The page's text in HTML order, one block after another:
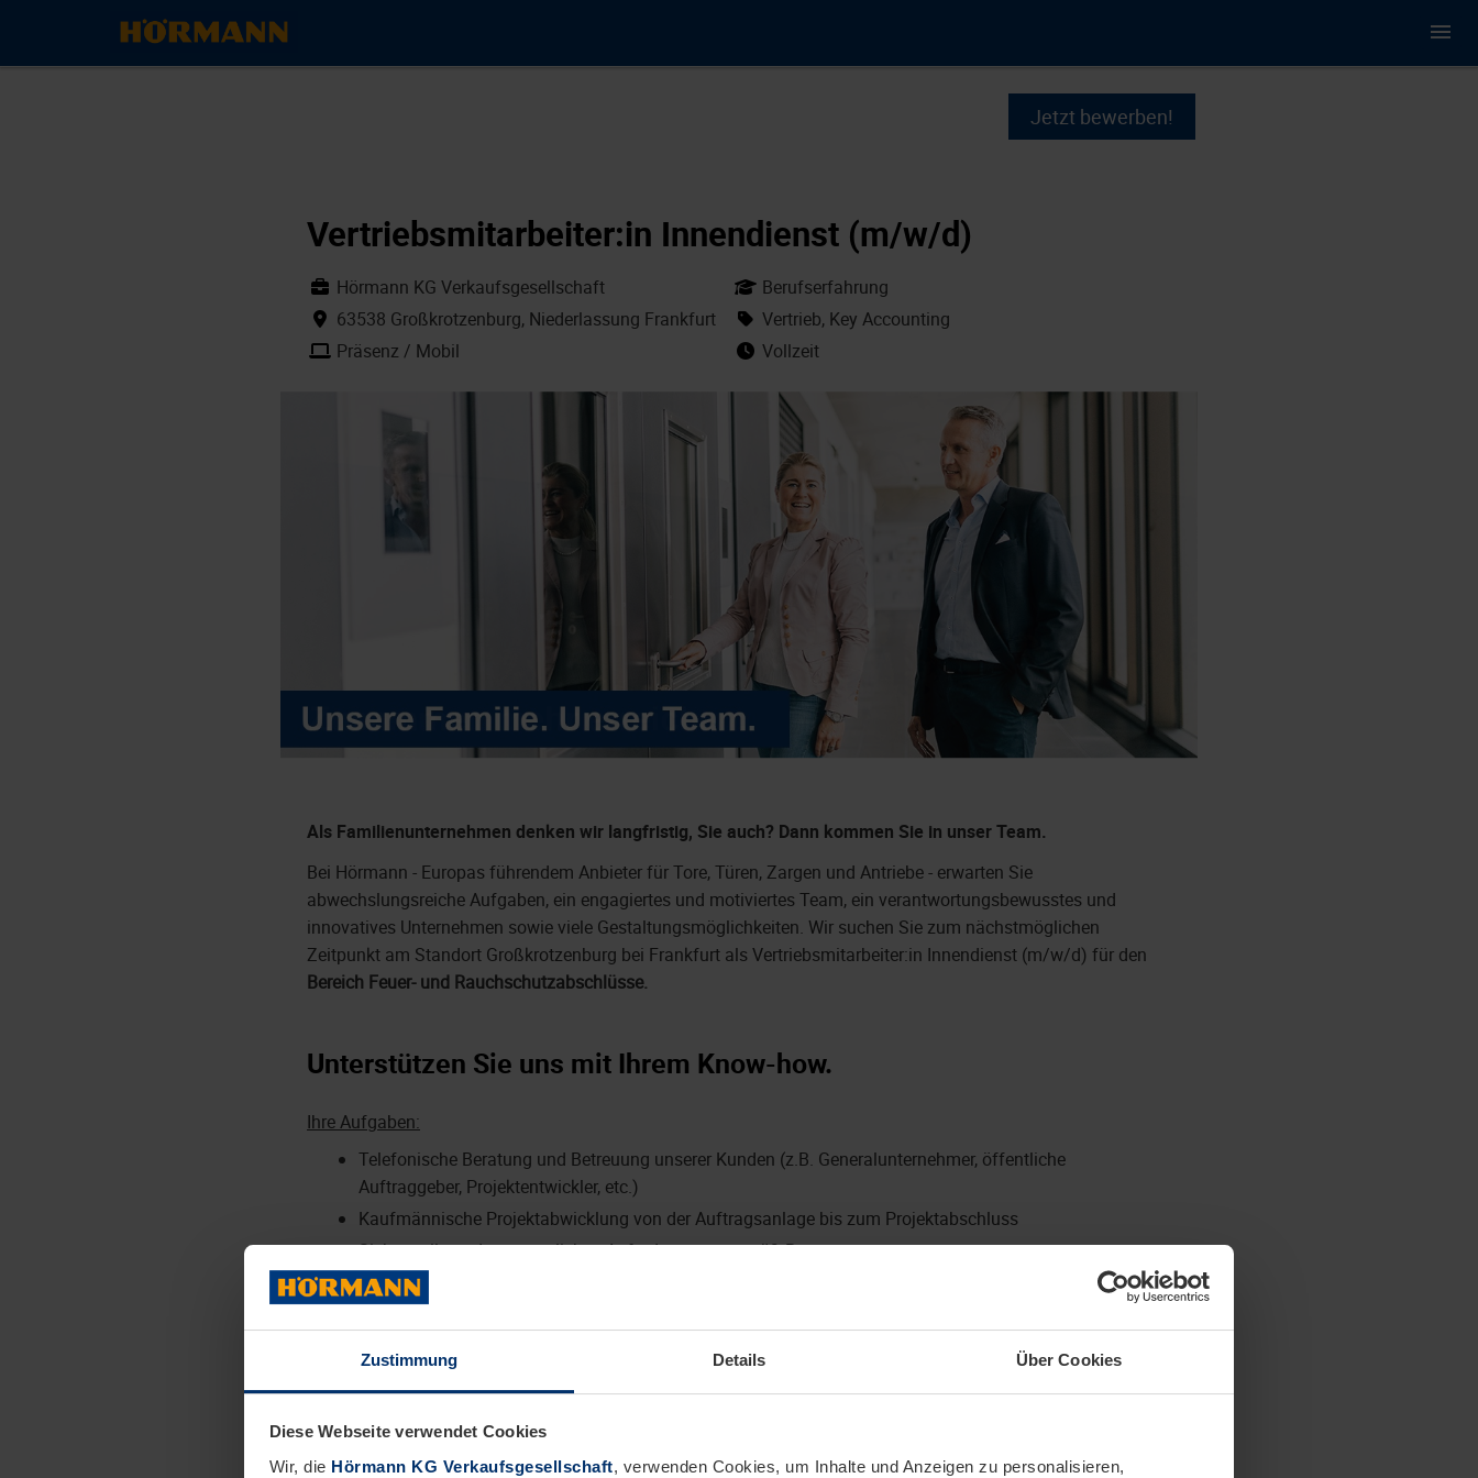
Zustimmung Details Über Cookies
Diese Webseite verwendet Cookies
Wir, die Hörmann KG Verkaufsgesellschaft, verwenden Cookies, um Inhalte und Anzeigen zu personalisieren,
Jetzt bewerben!
Vertriebsmitarbeiter:in Innendienst (m/w/d)
Hörmann KG Verkaufsgesellschaft
63538 Großkrotzenburg, Niederlassung Frankfurt
Präsenz / Mobil
Berufserfahrung
Vertrieb, Key Accounting
Vollzeit
Als Familienunternehmen denken wir langfristig, Sie auch? Dann kommen Sie in unser Team.
Bei Hörmann - Europas führendem Anbieter für Tore, Türen, Zargen und Antriebe - erwarten Sie
abwechslungsreiche Aufgaben, ein engagiertes und motiviertes Team, ein verantwortungsbewusstes und
innovatives Unternehmen sowie viele Gestaltungsmöglichkeiten. Wir suchen Sie zum nächstmöglichen
Zeitpunkt am Standort Großkrotzenburg bei Frankfurt als Vertriebsmitarbeiter:in Innendienst (m/w/d) für den
Bereich Feuer- und Rauchschutzabschlüsse.
Unterstützen Sie uns mit Ihrem Know-how.
Ihre Aufgaben:
Telefonische Beratung und Betreuung unserer Kunden (z.B. Generalunternehmer, öffentliche
Auftraggeber, Projektentwickler, etc.)
Kaufmännische Projektabwicklung von der Auftragsanlage bis zum Projektabschluss
Sicherstellung der vertraglichen Anforderungen gemäß Bauvertragswesen
Erstellung von Abschlags- und Schlussrechnungen sowie laufende Überwachung der Zahlungseingänge
Erstellung von Revisionsunterlagen für die abschließende Projektdokumentation